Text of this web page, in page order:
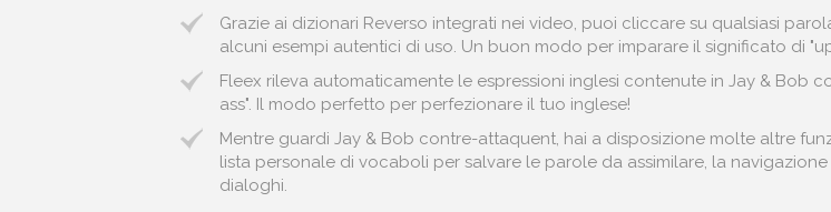
Grazie ai dizionari Reverso integrati nei video, puoi cliccare su qualsiasi
alcuni esempi autentici di uso. Un buon modo per imparare il significato di
Fleex rileva automaticamente le espressioni inglesi contenute in Jay & Bob
ass". Il modo perfetto per perfezionare il tuo inglese!
Mentre guardi Jay & Bob contre-attaquent, hai a disposizione molte altre
lista personale di vocaboli per salvare le parole da assimilare, la
dialoghi.